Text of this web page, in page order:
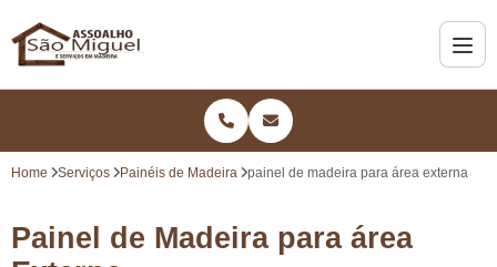
Home Serviços Painéis de Madeira painel de madeira para área externa
Painel de Madeira para área